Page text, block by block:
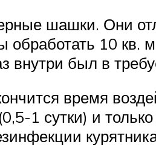
шашки. Они
10 кв.
внутри был в
время
1 сутки) и